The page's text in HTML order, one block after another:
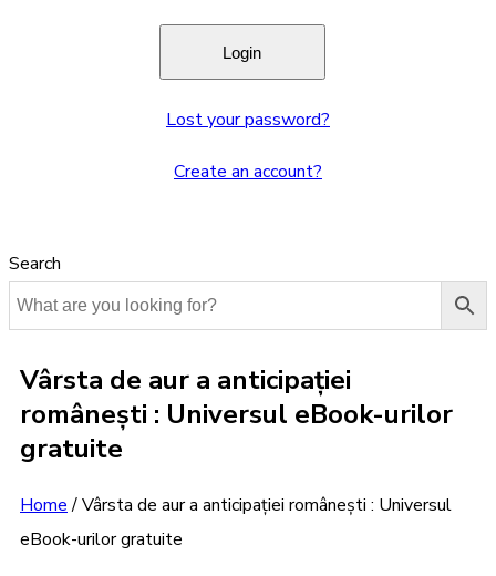
Lost your password?
Create an account?
Search
Vârsta de aur a anticipației
românești : Universul eBook-urilor
gratuite
Home/Vârsta de aur a anticipației românești : Universul
eBook-urilor gratuite